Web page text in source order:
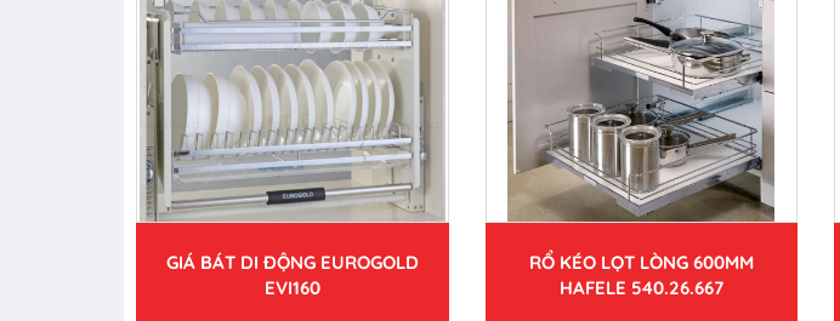
GIÁ BÁT DI ĐỘNG EUROGOLD
EVI160
RỔ KÉO LỌT LÒNG 600MM
HAFELE 540.26.667